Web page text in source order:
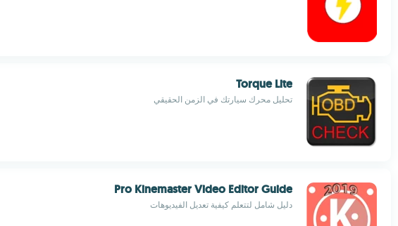
Torque Lite
تحليل محرك سيارتك في الزمن الحقيقي
Pro Kinemaster Video Editor Guide
دليل شامل لتتعلم كيفية تعديل الفيديوهات